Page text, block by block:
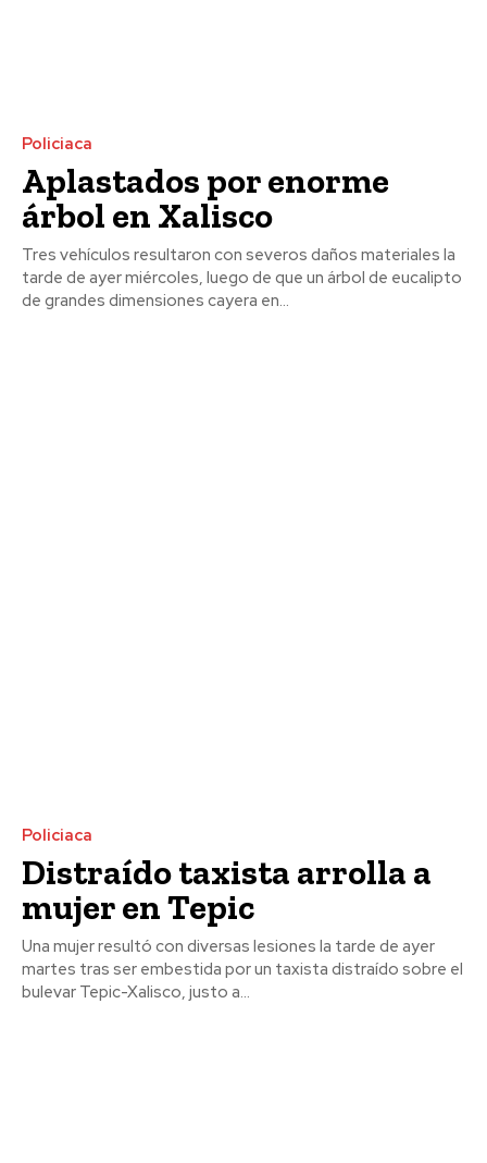
Policiaca
Aplastados por enorme
árbol en Xalisco
Tres vehículos resultaron con severos daños materiales la
tarde de ayer miércoles, luego de que un árbol de eucalipto
de grandes dimensiones cayera en...
Policiaca
Distraído taxista arrolla a
mujer en Tepic
Una mujer resultó con diversas lesiones la tarde de ayer
martes tras ser embestida por un taxista distraído sobre el
bulevar Tepic-Xalisco, justo a...